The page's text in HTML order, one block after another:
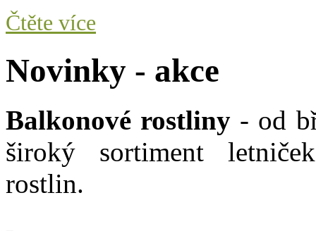
Čtěte více
Novinky - akce
Balkonové rostliny - od
široký sortiment
rostlin.